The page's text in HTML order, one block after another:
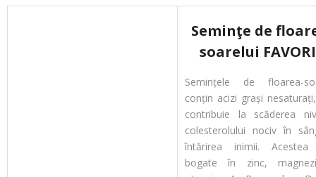
Sonnenblumenkerne
Seminţe de
soarelui
Semințele de floarea-
conțin acizi grași
contribuie la scăderea
colesterolului nociv în
întărirea inimii. Acestea
bogate în zinc,